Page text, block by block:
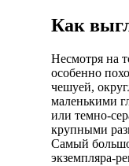
Как
Несмотря на
особенно
чешуей,
маленькими
или темно-
крупными
Самый
экземпляра-